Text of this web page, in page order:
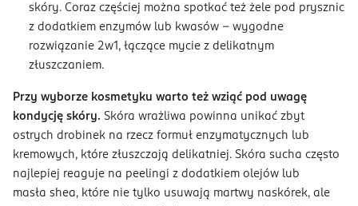
skóry. Coraz częściej można spotkać też żele pod prysznic
z dodatkiem enzymów lub kwasów – wygodne
rozwiązanie 2w1, łączące mycie z delikatnym
złuszczaniem.
Przy wyborze kosmetyku warto też wziąć pod uwagę
kondycję skóry. Skóra wrażliwa powinna unikać zbyt
ostrych drobinek na rzecz formuł enzymatycznych lub
kremowych, które złuszczają delikatniej. Skóra sucha często
najlepiej reaguje na peelingi z dodatkiem olejów lub
masła shea, które nie tylko usuwają martwy naskórek, ale